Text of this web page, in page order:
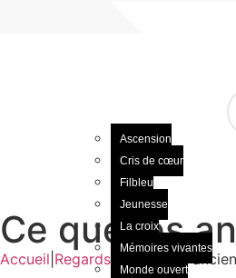
Ascension
Cris de cœur
Filbleu
Jeunesse
La croix
Mémoires vivantes
Monde ouvert
Ce que les
Accueil Regards Ce que les